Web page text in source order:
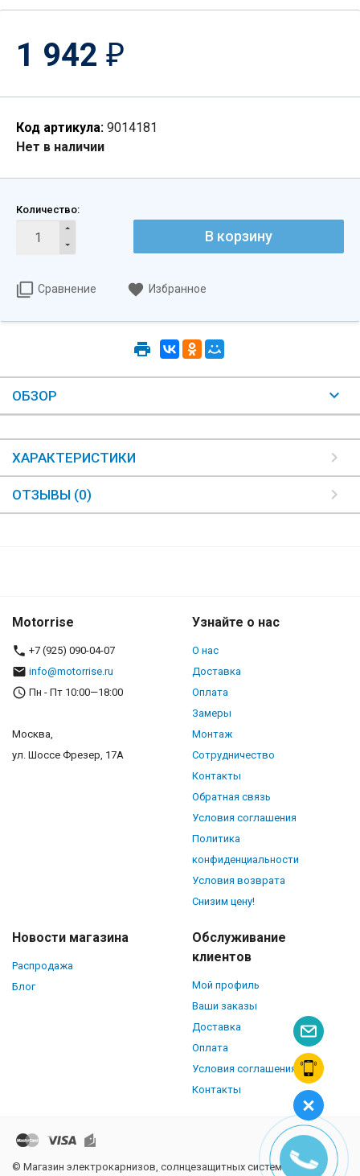
1 942 ₽
Код артикула: 9014181
Нет в наличии
Количество:
В корзину
Сравнение Избранное
ОБЗОР
ХАРАКТЕРИСТИКИ
ОТЗЫВЫ (0)
Motorrise
+7 (925) 090-04-07
info@motorrise.ru
Пн - Пт 10:00—18:00
Москва,
ул. Шоссе Фрезер, 17А
Узнайте о нас
О нас
Доставка
Оплата
Замеры
Монтаж
Сотрудничество
Контакты
Обратная связь
Условия соглашения
Политика
конфиденциальности
Условия возврата
Снизим цену!
Новости магазина
Распродажа
Блог
Обслуживание
клиентов
Мой профиль
Ваши заказы
Доставка
Оплата
Условия соглашения
Контакты
© Магазин электрокарнизов, солнцезащитных систем и